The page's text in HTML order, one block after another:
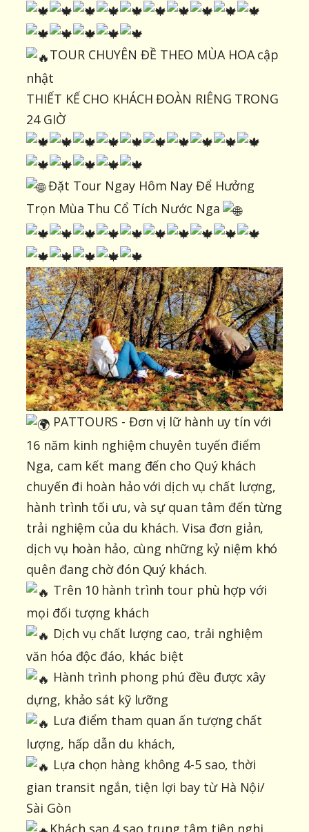
TOUR CHUYÊN ĐỀ THEO MÙA HOA cập
nhật
THIẾT KẾ CHO KHÁCH ĐOÀN RIÊNG TRONG
24 GIỜ
Đặt Tour Ngay Hôm Nay Để Hưởng
Trọn Mùa Thu Cổ Tích Nước Nga
PATTOURS - Đơn vị lữ hành uy tín với
16 năm kinh nghiệm chuyên tuyến điểm
Nga, cam kết mang đến cho Quý khách
chuyến đi hoàn hảo với dịch vụ chất lượng,
hành trình tối ưu, và sự quan tâm đến từng
trải nghiệm của du khách. Visa đơn giản,
dịch vụ hoàn hảo, cùng những kỷ niệm khó
quên đang chờ đón Quý khách.
Trên 10 hành trình tour phù hợp với
mọi đối tượng khách
Dịch vụ chất lượng cao, trải nghiệm
văn hóa độc đáo, khác biệt
Hành trình phong phú đều được xây
dựng, khảo sát kỹ lưỡng
Lưa điểm tham quan ấn tượng chất
lượng, hấp dẫn du khách,
Lựa chọn hàng không 4-5 sao, thời
gian transit ngắn, tiện lợi bay từ Hà Nội/
Sài Gòn
Khách sạn 4 sao trung tâm tiện nghi